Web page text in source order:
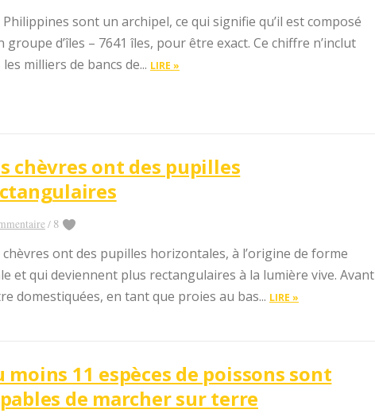
Philippines sont un archipel, ce qui signifie qu’il est composé
groupe d’îles – 7641 îles, pour être exact. Ce chiffre n’inclut
les milliers de bancs de... LIRE »
chèvres ont des pupilles
/ 8
chèvres ont des pupilles horizontales, à l’origine de forme
et qui deviennent plus rectangulaires à la lumière vive. Avant
domestiquées, en tant que proies au bas... LIRE »
moins 11 espèces de poissons sont
de marcher sur terre